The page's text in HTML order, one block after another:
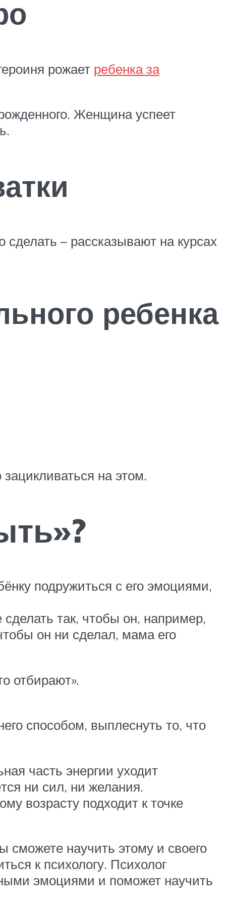
рожает ребенка за
Женщина успеет
– рассказывают на курсах
ребенка
на этом.
подружиться с его эмоциями,
так, чтобы он, например,
он ни сделал, мама его
отбирают».
способом, выплеснуть то, что
часть энергии уходит
ни сил, ни желания.
возрасту подходит к точке
научить этому и своего
к психологу. Психолог
эмоциями и поможет научить